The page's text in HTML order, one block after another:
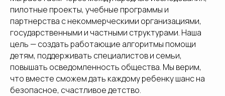
пилотные проекты, учебные программы и
партнерства с некоммерческими организациями,
государственными и частными структурами. Наша
цель — создать работающие алгоритмы помощи
детям, поддерживать специалистов и семьи,
повышать осведомленность общества. Мы верим,
что вместе сможем дать каждому ребенку шанс на
безопасное, счастливое детство.